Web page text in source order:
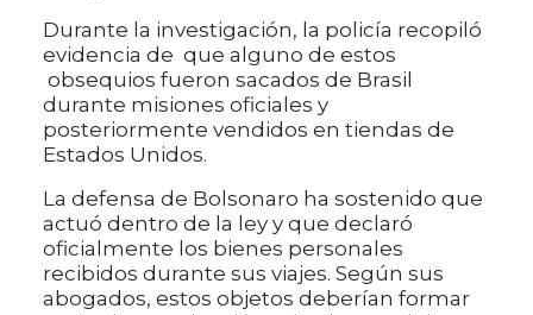
Durante la investigación, la policía recopiló
evidencia de que alguno de estos
obsequios fueron sacados de Brasil
durante misiones oficiales y
posteriormente vendidos en tiendas de
Estados Unidos.
La defensa de Bolsonaro ha sostenido que
actuó dentro de la ley y que declaró
oficialmente los bienes personales
recibidos durante sus viajes. Según sus
abogados, estos objetos deberían formar